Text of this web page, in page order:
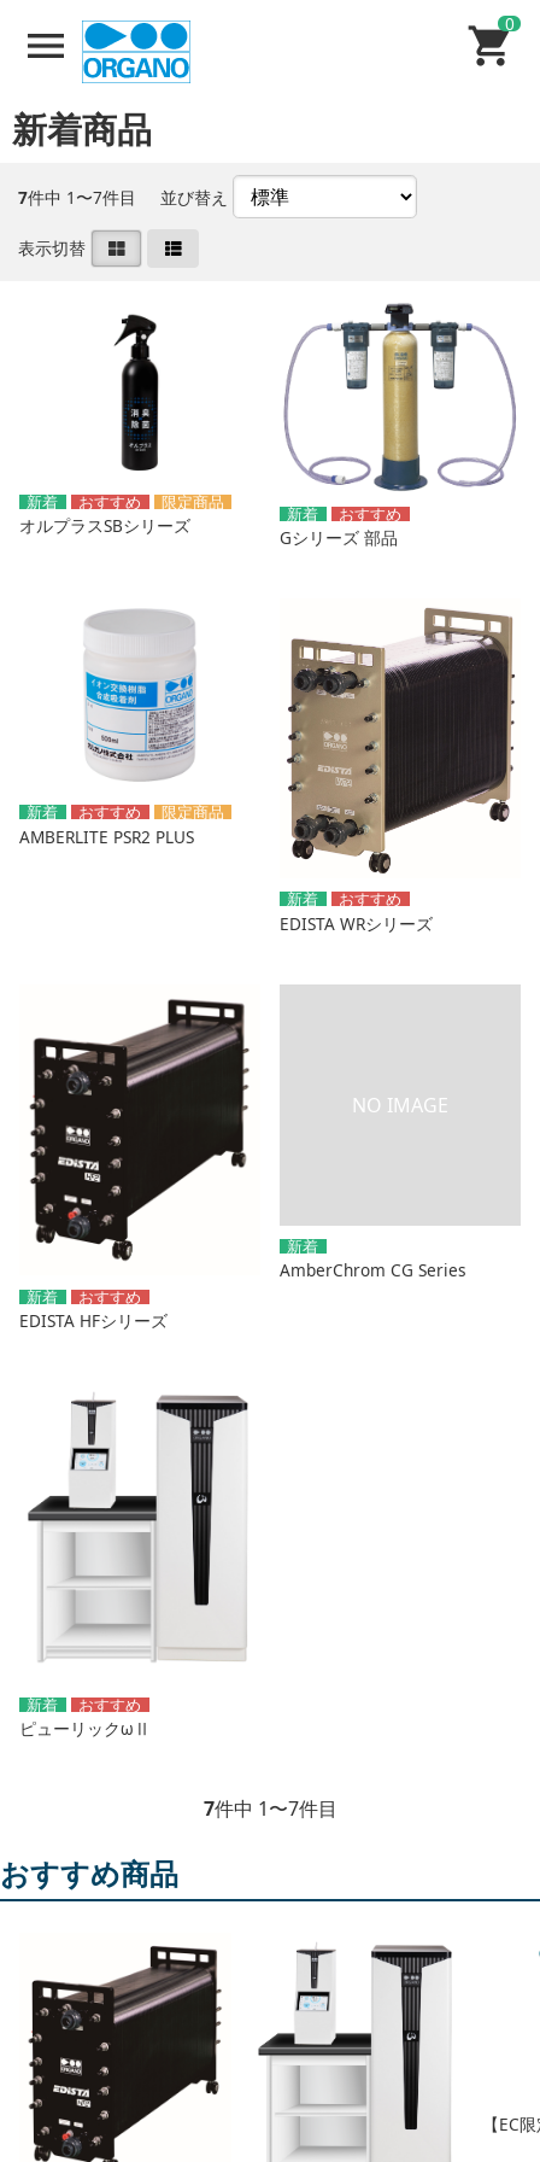
0
新着商品
7件中 1〜7件目 並び替え
表示切替
オルプラスSBシリーズ
Gシリーズ 部品
AMBERLITE PSR2 PLUS
EDISTA WRシリーズ
EDISTA HFシリーズ
AmberChrom CG Series
ピューリックωⅡ
7件中 1〜7件目
おすすめ商品
【EC